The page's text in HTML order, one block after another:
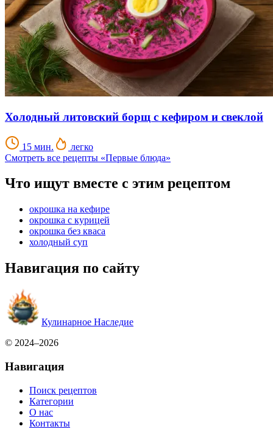
Холодный литовский борщ с кефиром и свеклой
15 мин.
легко
Смотреть все рецепты «Первые блюда»
Что ищут вместе с этим рецептом
окрошка на кефире
окрошка с курицей
окрошка без кваса
холодный суп
Навигация по сайту
Кулинарное Наследие
© 2024–2026
Навигация
Поиск рецептов
Категории
О нас
Контакты